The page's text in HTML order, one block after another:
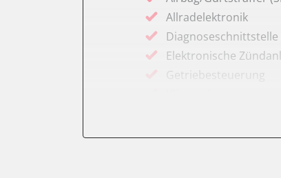
Allradelektronik
Diagnoseschnittstelle
Elektronische
Getriebesteuerung